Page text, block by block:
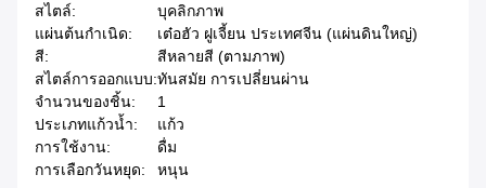
สไตล์:
บุคลิกภาพ
แผ่นต้นกำเนิด:
เต๋อฮัว ฝูเจี้ยน ประเทศจีน (แผ่นดินใหญ่)
สี:
สีหลายสี (ตามภาพ)
สไตล์การออกแบบ:ทันสมัย ​​การเปลี่ยนผ่าน
จํานวนของชิ้น:
1
ประเภทแก้วน้ำ:
แก้ว
การใช้งาน:
ดื่ม
การเลือกวันหยุด:
หนุน